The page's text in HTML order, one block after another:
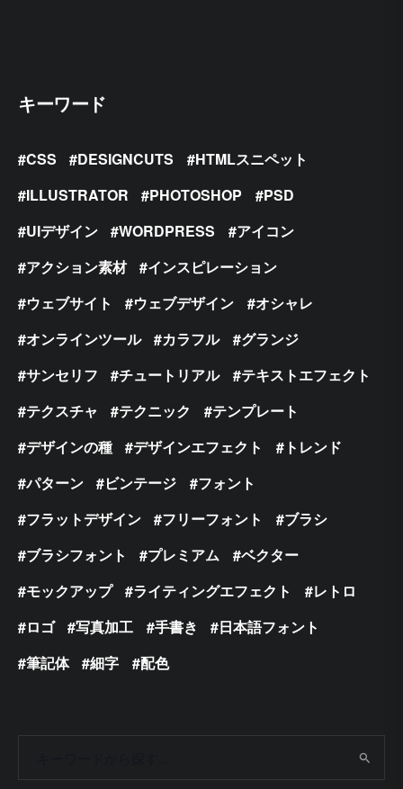
キーワード
CSS DESIGNCUTS
HTMLスニペット
ILLUSTRATOR
PHOTOSHOP
PSD
UIデザイン
WORDPRESS
アイコン
アクション素材
インスピレーション
ウェブサイト
ウェブデザイン
オシャレ
オンラインツール
カラフル
グランジ
サンセリフ
チュートリアル
テキストエフェクト
テクスチャ
テクニック
テンプレート
デザインの種
デザインエフェクト
トレンド
パターン
ビンテージ
フォント
フラットデザイン
フリーフォント
ブラシ
ブラシフォント
プレミアム
ベクター
モックアップ
ライティングエフェクト
レトロ
ロゴ
写真加工 手書き
日本語フォント
筆記体
細字 配色